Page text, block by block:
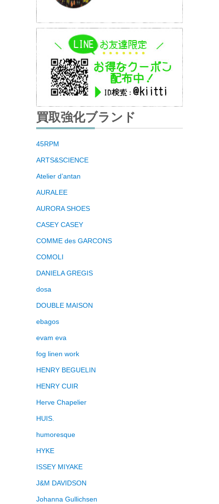
買取強化ブランド
45RPM
ARTS&SCIENCE
Atelier d’antan
AURALEE
AURORA SHOES
CASEY CASEY
COMME des GARCONS
COMOLI
DANIELA GREGIS
dosa
DOUBLE MAISON
ebagos
evam eva
fog linen work
HENRY BEGUELIN
HENRY CUIR
Herve Chapelier
HUIS.
humoresque
HYKE
ISSEY MIYAKE
J&M DAVIDSON
Johanna Gullichsen